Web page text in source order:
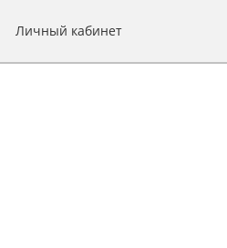
Личный кабинет